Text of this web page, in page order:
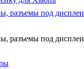
разъемы под дисплеи
разъемы под дисплеи